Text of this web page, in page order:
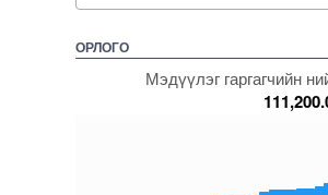
ОРЛОГО
Мэдүүлэг гаргагчийн